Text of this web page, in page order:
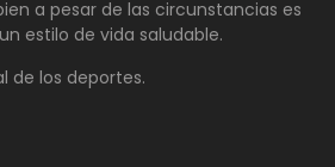
a pesar de las circunstancias es
estilo de vida saludable.
de los deportes.